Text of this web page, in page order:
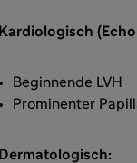
Kardiologisch
Beginnende LVH
Prominenter
Dermatologisch: